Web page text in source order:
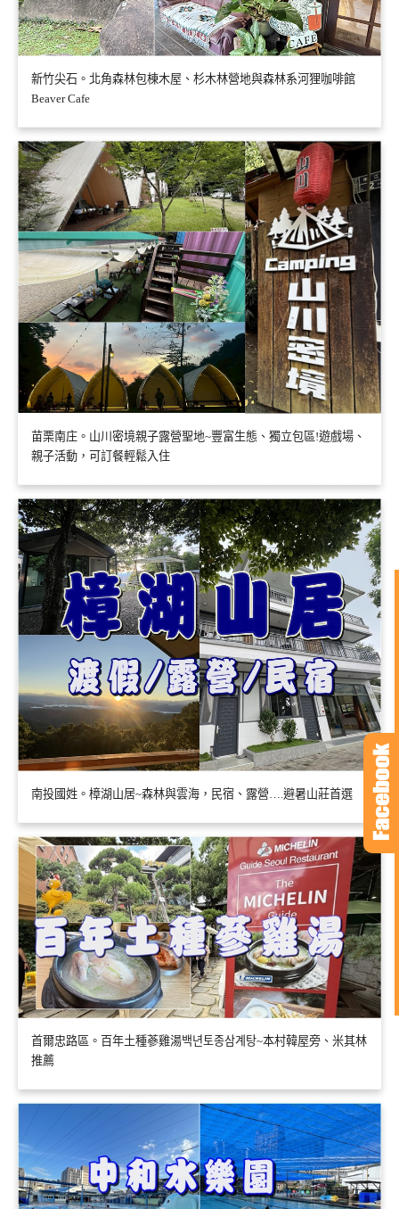
新竹尖石。北角森林包棟木屋、杉木林營地與森林系河狸咖啡館
Beaver Cafe
苗栗南庄。山川密境親子露營聖地~豐富生態、獨立包區!遊戲場、
親子活動，可訂餐輕鬆入住
南投國姓。樟湖山居~森林與雲海，民宿、露營….避暑山莊首選
首爾忠路區。百年土種蔘雞湯백년토종삼계탕~本村韓屋旁、米其林
推薦